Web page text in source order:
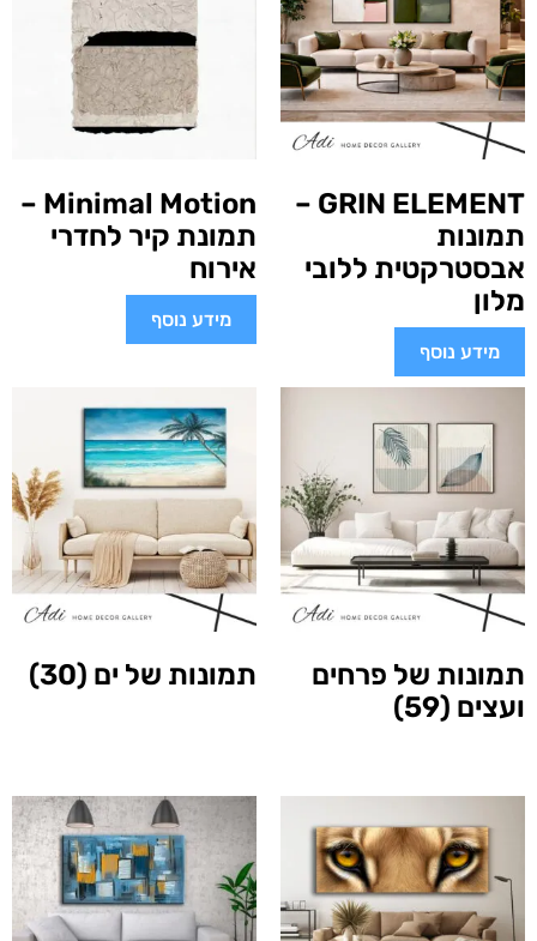
GRIN ELEMENT –
תמונות
אבסטרקטית ללובי
מלון
מידע נוסף
Minimal Motion –
תמונת קיר לחדרי
אירוח
מידע נוסף
תמונות של פרחים
ועצים (59)
תמונות של ים (30)